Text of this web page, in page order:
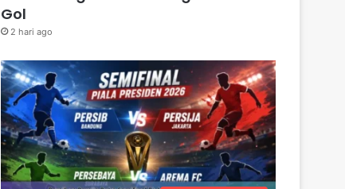
Gol
2 hari ago